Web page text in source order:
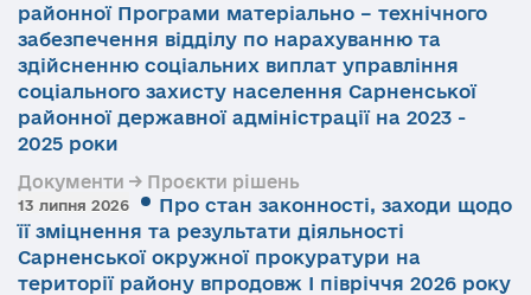
районної Програми матеріально – технічного
забезпечення відділу по нарахуванню та
здійсненню соціальних виплат управління
соціального захисту населення Сарненської
районної державної адміністрації на 2023 -
2025 роки
Документи → Проєкти рішень
13 липня 2026
Про стан законності, заходи щодо
її зміцнення та результати діяльності
Сарненської окружної прокуратури на
території району впродовж І півріччя 2026 року